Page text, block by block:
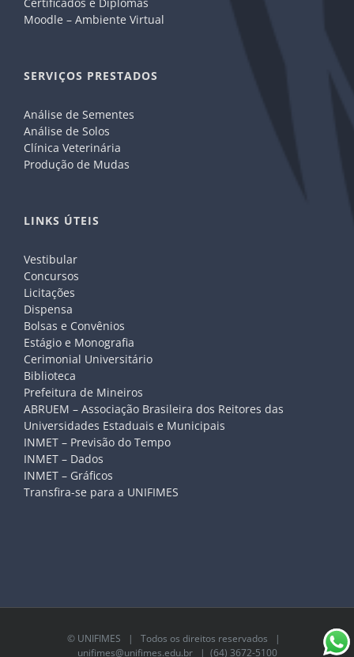
Certificados e Diplomas
Moodle – Ambiente Virtual
SERVIÇOS PRESTADOS
Análise de Sementes
Análise de Solos
Clínica Veterinária
Produção de Mudas
LINKS ÚTEIS
Vestibular
Concursos
Licitações
Dispensa
Bolsas e Convênios
Estágio e Monografia
Cerimonial Universitário
Biblioteca
Prefeitura de Mineiros
ABRUEM – Associação Brasileira dos Reitores das
Universidades Estaduais e Municipais
INMET – Previsão do Tempo
INMET – Dados
INMET – Gráficos
Transfira-se para a UNIFIMES
© UNIFIMES | Todos os direitos reservados |
unifimes@unifimes.edu.br| (64) 3672-5100